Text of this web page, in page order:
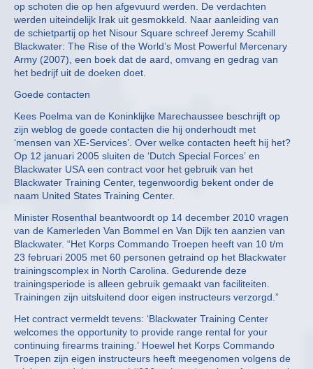
op schoten die op hen afgevuurd werden. De verdachten
werden uiteindelijk Irak uit gesmokkeld. Naar aanleiding van
de schietpartij op het Nisour Square schreef Jeremy Scahill
Blackwater: The Rise of the World’s Most Powerful Mercenary
Army (2007), een boek dat de aard, omvang en gedrag van
het bedrijf uit de doeken doet.
Goede contacten
Kees Poelma van de Koninklijke Marechaussee beschrijft op
zijn weblog de goede contacten die hij onderhoudt met
‘mensen van XE-Services’. Over welke contacten heeft hij het?
Op 12 januari 2005 sluiten de ‘Dutch Special Forces’ en
Blackwater USA een contract voor het gebruik van het
Blackwater Training Center, tegenwoordig bekent onder de
naam United States Training Center.
Minister Rosenthal beantwoordt op 14 december 2010 vragen
van de Kamerleden Van Bommel en Van Dijk ten aanzien van
Blackwater. “Het Korps Commando Troepen heeft van 10 t/m
23 februari 2005 met 60 personen getraind op het Blackwater
trainingscomplex in North Carolina. Gedurende deze
trainingsperiode is alleen gebruik gemaakt van faciliteiten.
Trainingen zijn uitsluitend door eigen instructeurs verzorgd.”
Het contract vermeldt tevens: ‘Blackwater Training Center
welcomes the opportunity to provide range rental for your
continuing firearms training.’ Hoewel het Korps Commando
Troepen zijn eigen instructeurs heeft meegenomen volgens de